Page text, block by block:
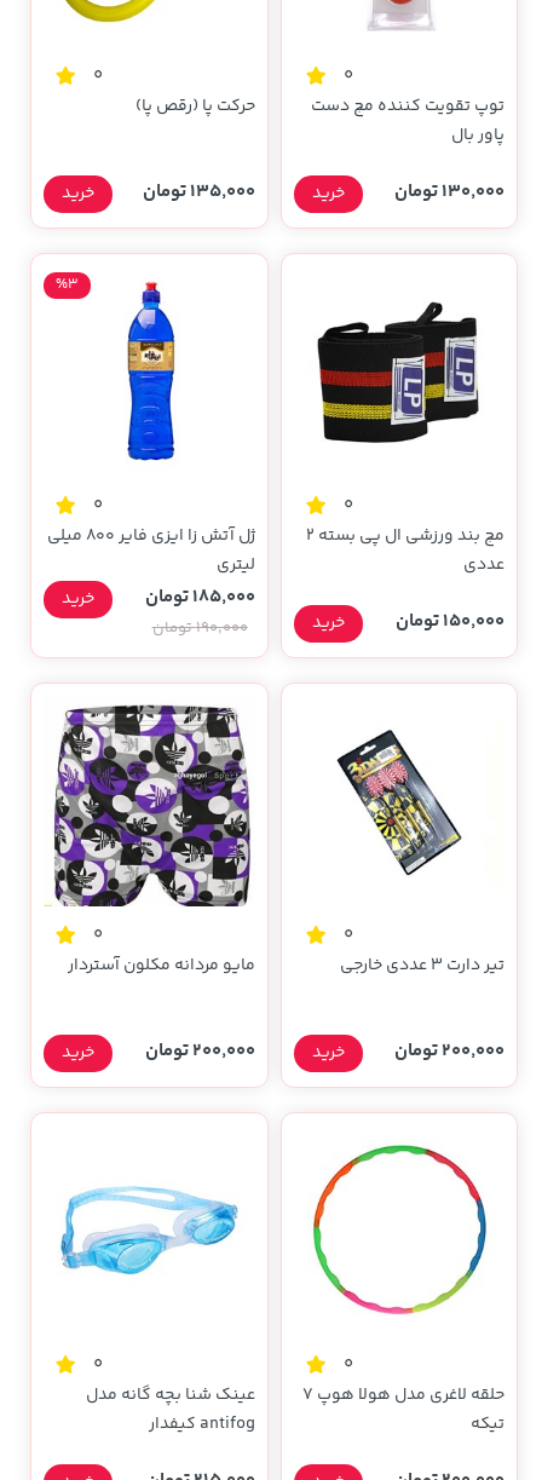
0
توپ تقویت کننده مچ دست
پاور بال
130,000 تومان خرید
0
حرکت پا (رقص پا)
135,000 تومان خرید
0
مچ بند ورزشی ال پی بسته 2
عددی
150,000 تومان خرید
0
ژل آتش زا ایزی فایر 800 میلی
لیتری
%3
185,000 تومان
190,000 تومان
خرید
0
تیر دارت ۳ عددی خارجی
200,000 تومان خرید
0
مایو مردانه مکلون آستردار
200,000 تومان خرید
0
حلقه لاغری مدل هولا هوپ 7
تیکه
0
عینک شنا بچه گانه مدل
antifog کیفدار